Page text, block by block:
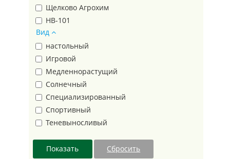
ФАСКО БИО
Фиджи
Цветочное счастье
Щелково Агрохим
HB-101
ИнГрин
Эко Стандарт
Чистая Энергия
Ависта
Эвис
Террасол
Огородник®
Полипласт
МегаПласт
Вид
настольный
Игровой
Медленнорастущий
Солнечный
Специализированный
Спортивный
Теневыносливый
банка